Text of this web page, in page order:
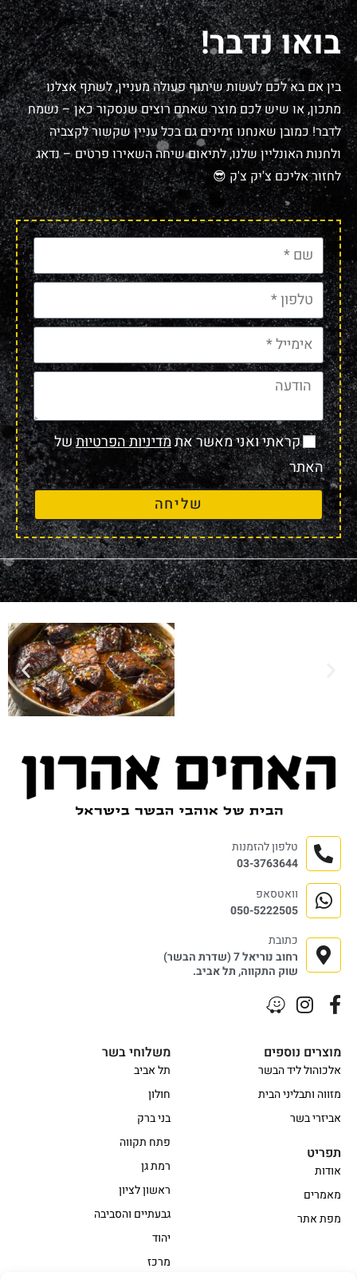
בואו נדבר!
בין אם בא לכם לעשות שיתוף פעולה מעניין, לשתף אצלנו
מתכון, או שיש לכם מוצר שאתם רוצים שנסקור כאן – נשמח
לדבר! כמובן שאנחנו זמינים גם בכל עניין שקשור לקצביה
ולחנות האונליין שלנו, לתיאום שיחה השאירו פרטים – נדאג
לחזור אליכם צ'יק צ'ק 😎
קראתי ואני מאשר אתמדיניות הפרטיותשל
האתר
שליחה
משלוחי בשר
תל אביב
חולון
בני ברק
פתח תקווה
רמת גן
ראשון לציון
גבעתיים והסביבה
יהוד
מרכז
מוצרים נוספים
אלכוהול ליד הבשר
מזווה ותבליני הבית
אביזרי בשר
תפריט
אודות
מאמרים
מפת אתר
טלפון להזמנות
03-3763644
וואטסאפ
050-5222505
כתובת
רחוב נוריאל 7 (שדרת הבשר)
שוק התקווה, תל אביב.